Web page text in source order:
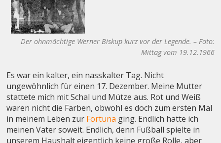
Der ohnmächtige Werner Biskup kurz vor der Legende. – Foto:
Mittag vom 19.12.1966
Es war ein kalter, ein nasskalter Tag. Nicht
ungewöhnlich für einen 17. Dezember. Meine Mutter
stattete mich mit Schal und Mütze aus. Rot und Weiß
waren nicht die Farben, obwohl es doch zum ersten Mal
in meinem Leben zur Fortuna ging. Endlich hatte ich
meinen Vater soweit. Endlich, denn Fußball spielte in
unserem Haushalt eigentlich keine große Rolle, aber